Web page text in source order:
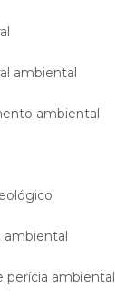
ambiental
ambiental
ambiental
perícia ambiental